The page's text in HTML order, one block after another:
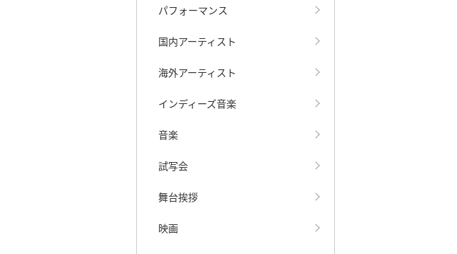
パフォーマンス
国内アーティスト
海外アーティスト
インディーズ音楽
音楽
試写会
舞台挨拶
映画